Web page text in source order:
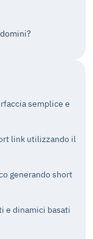
semplice e
link utilizzando il
generando short
e dinamici basati